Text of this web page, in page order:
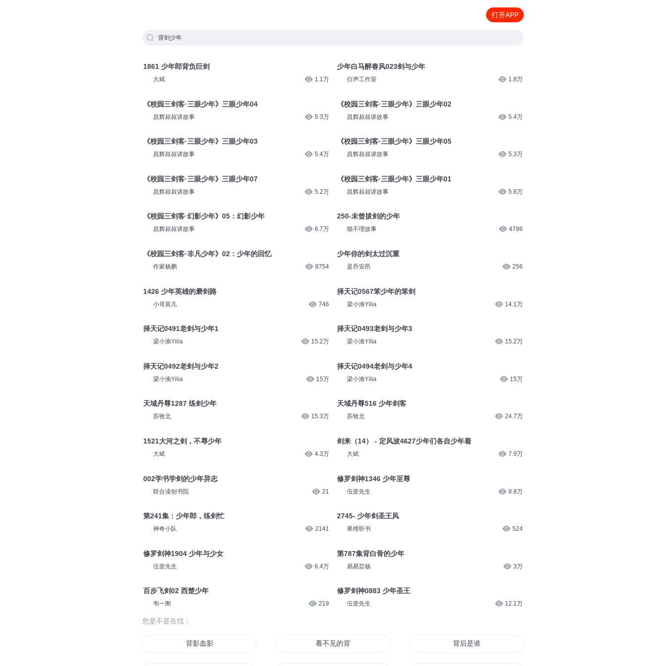
打开APP
背剑少年
1861 少年郎背负巨剑
大斌 1.1万
《校园三剑客·三眼少年》三眼少年04
昌辉叔叔讲故事 5.3万
《校园三剑客·三眼少年》三眼少年03
昌辉叔叔讲故事 5.4万
《校园三剑客·三眼少年》三眼少年07
昌辉叔叔讲故事 5.2万
《校园三剑客·幻影少年》05：幻影少年
昌辉叔叔讲故事 6.7万
《校园三剑客·非凡少年》02：少年的回忆
作家杨鹏 8754
1426 少年英雄的磨剑路
小哥莫凡 746
择天记0491老剑与少年1
梁小渔Yilia 15.2万
择天记0492老剑与少年2
梁小渔Yilia 15万
天域丹尊1287 练剑少年
苏牧北 15.3万
1521大河之剑，不辱少年
大斌 4.3万
002学书学剑的少年异志
联合读创书院 21
第241集：少年郎，练剑忙
神奇小队 2141
修罗剑神1904 少年与少女
伍壹先生 6.4万
百步飞剑02 西楚少年
韦一阁 219
少年白马醉春风023剑与少年
衍声工作室 1.8万
《校园三剑客·三眼少年》三眼少年02
昌辉叔叔讲故事 5.4万
《校园三剑客·三眼少年》三眼少年05
昌辉叔叔讲故事 5.3万
《校园三剑客·三眼少年》三眼少年01
昌辉叔叔讲故事 5.8万
250-未曾拔剑的少年
猫不理故事 4786
少年你的剑太过沉重
是乔安昂 256
择天记0567笨少年的笨剑
梁小渔Yilia 14.1万
择天记0493老剑与少年3
梁小渔Yilia 15.2万
择天记0494老剑与少年4
梁小渔Yilia 15万
天域丹尊516 少年剑客
苏牧北 24.7万
剑来（14） - 定风波4627少年们各自少年着
大斌 7.9万
修罗剑神1346 少年至尊
伍壹先生 8.8万
2745- 少年剑圣王风
果维听书 524
第787集背白骨的少年
易易芸杨 3万
修罗剑神0883 少年圣王
伍壹先生 12.1万
您是不是在找：
背影血影 看不见的背影 背后是谁